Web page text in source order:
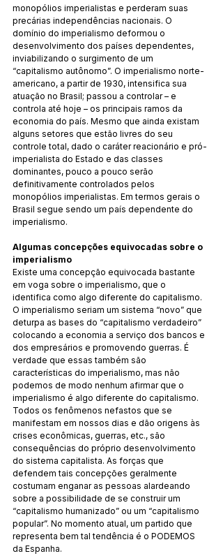
monopólios imperialistas e perderam suas
precárias independências nacionais. O
domínio do imperialismo deformou o
desenvolvimento dos países dependentes,
inviabilizando o surgimento de um
“capitalismo autônomo”. O imperialismo norte-
americano, a partir de 1930, intensifica sua
atuação no Brasil; passou a controlar – e
controla até hoje – os principais ramos da
economia do país. Mesmo que ainda existam
alguns setores que estão livres do seu
controle total, dado o caráter reacionário e pró-
imperialista do Estado e das classes
dominantes, pouco a pouco serão
definitivamente controlados pelos
monopólios imperialistas. Em termos gerais o
Brasil segue sendo um país dependente do
imperialismo.
Algumas concepções equivocadas sobre o
imperialismo
Existe uma concepção equivocada bastante
em voga sobre o imperialismo, que o
identifica como algo diferente do capitalismo.
O imperialismo seriam um sistema “novo” que
deturpa as bases do “capitalismo verdadeiro”
colocando a economia a serviço dos bancos e
dos empresários e promovendo guerras. É
verdade que essas também são
características do imperialismo, mas não
podemos de modo nenhum afirmar que o
imperialismo é algo diferente do capitalismo.
Todos os fenômenos nefastos que se
manifestam em nossos dias e dão origens às
crises econômicas, guerras, etc., são
consequências do próprio desenvolvimento
do sistema capitalista. As forças que
defendem tais concepções geralmente
costumam enganar as pessoas alardeando
sobre a possibilidade de se construir um
“capitalismo humanizado” ou um “capitalismo
popular”. No momento atual, um partido que
representa bem tal tendência é o PODEMOS
da Espanha.